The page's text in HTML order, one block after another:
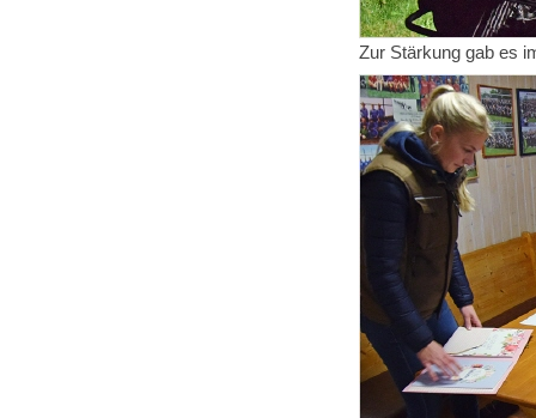
Zur Stärkung gab es